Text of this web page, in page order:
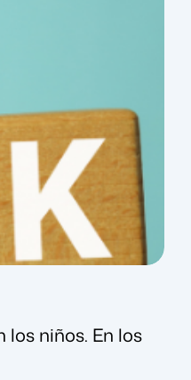
los niños. En los